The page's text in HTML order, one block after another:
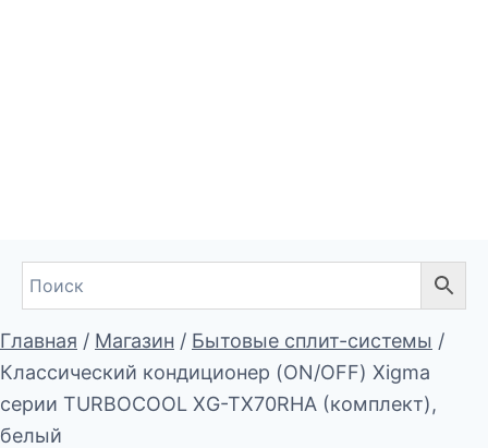
Главная / Магазин / Бытовые сплит-системы /
Классический кондиционер (ON/OFF) Xigma
серии TURBOCOOL XG-TX70RHA (комплект),
белый